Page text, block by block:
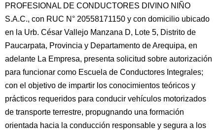
PROFESIONAL DE CONDUCTORES DIVINO NIÑO
S.A.C., con RUC N° 20558171150 y con domicilio ubicado
en la Urb. César Vallejo Manzana D, Lote 5, Distrito de
Paucarpata, Provincia y Departamento de Arequipa, en
adelante La Empresa, presenta solicitud sobre autorización
para funcionar como Escuela de Conductores Integrales;
con el objetivo de impartir los conocimientos teóricos y
prácticos requeridos para conducir vehículos motorizados
de transporte terrestre, propugnando una formación
orientada hacia la conducción responsable y segura a los